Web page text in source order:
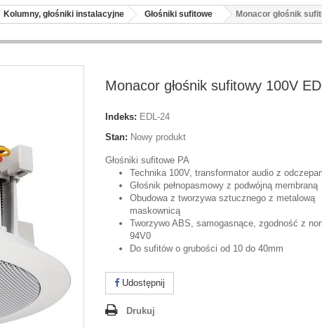
Kolumny, głośniki instalacyjne Głośniki sufitowe Monacor głośnik
Monacor głośnik sufitowy 100V
Indeks: EDL-24
Stan: Nowy produkt
Głośniki sufitowe PA
Technika 100V, transformator audio z
Głośnik pełnopasmowy z podwójną membraną
Obudowa z tworzywa sztucznego z metalową
maskownicą
Tworzywo ABS, samogasnące, zgodność z
94V0
Do sufitów o grubości od 10 do 40mm
Udostępnij
Drukuj